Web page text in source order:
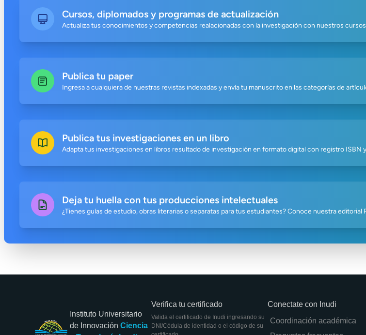
Cursos, diplomados y programas de actualización
Actualiza tus conocimientos y competencias realacionadas con la investigación con nuestros
Publica tu paper
Ingresa a cualquiera de nuestras revistas indexadas y envía tu manuscrito en las categorías de
Publica tus investigaciones en un libro
Adapta tus investigaciones en libros resultado de investigación en formato digital con registro ISBN
Deja tu huella con tus producciones intelectuales
¿Tienes guías de estudio, obras literarias o separatas para tus estudiantes? Conoce nuestra editorial
Instituto Universitario
de InnovaciónCiencia
Verifica tu certificado
Valida el certificado de Inudi ingresando su
DNI/Cédula de identidad o el código de su
Conectate con Inudi
Coordinación académica